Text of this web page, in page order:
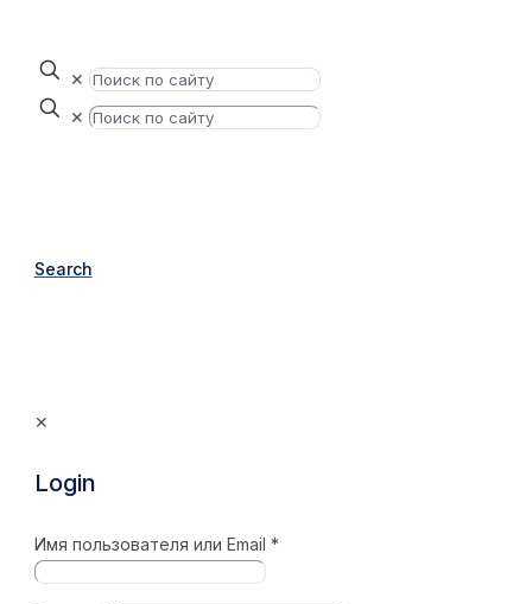
✕
✕
Search
✕
Login
Имя пользователя или Email *